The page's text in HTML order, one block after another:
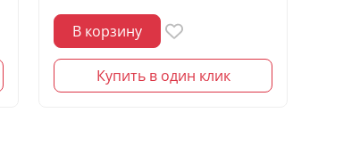
В корзину
Купить в один клик